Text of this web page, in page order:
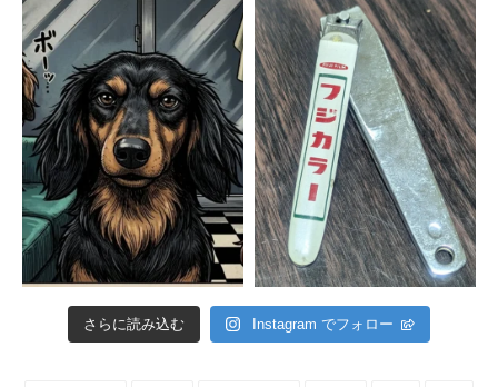
さらに読み込む Instagram でフォロー